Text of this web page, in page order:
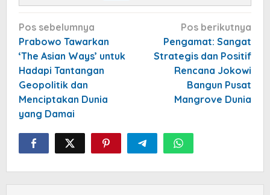
Navigasi
pos
Pos sebelumnya
Prabowo Tawarkan
‘The Asian Ways’ untuk
Hadapi Tantangan
Geopolitik dan
Menciptakan Dunia
yang Damai
Pos berikutnya
Pengamat: Sangat
Strategis dan Positif
Rencana Jokowi
Bangun Pusat
Mangrove Dunia